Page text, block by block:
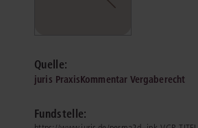
Quelle:
juris PraxisKommentar Vergaberecht
Fundstelle: